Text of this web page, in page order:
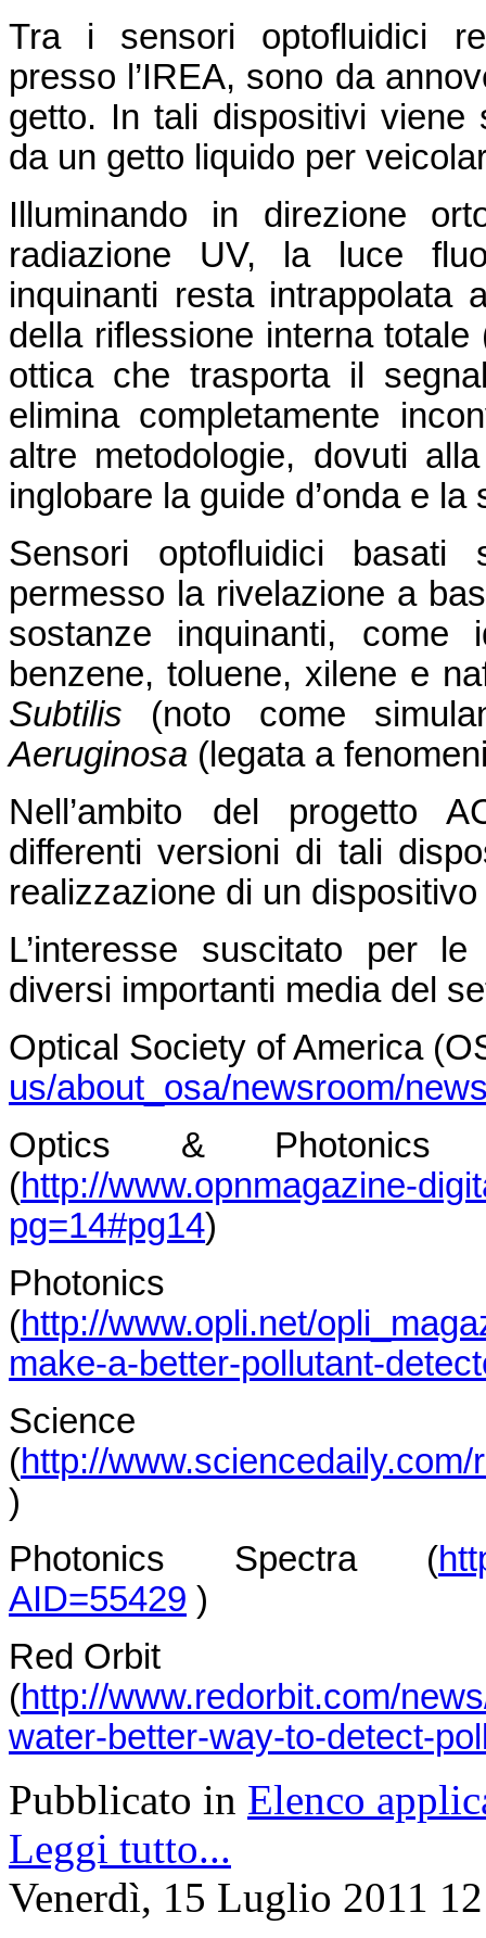
Tra i sensori optofluidici
presso l’IREA, sono da
getto. In tali dispositivi viene
da un getto liquido per
Illuminando in direzione
radiazione UV, la luce
inquinanti resta intrappolata
della riflessione interna
ottica che trasporta il
elimina completamente
altre metodologie, dovuti
inglobare la guide d’onda e
Sensori optofluidici
permesso la rivelazione a
sostanze inquinanti, come
benzene, toluene, xilene e
Subtilis (noto come
Aeruginosa (legata a
Nell’ambito del progetto
differenti versioni di tali
realizzazione di un
L’interesse suscitato per
diversi importanti media del
Optical Society of America
us/about_osa/newsroom/
Optics &
(http://www.opnmagazine-
pg=14#pg14)
Photonics
(http://www.opli.net/
make-a-better-pollutant-
(http://
)
Photonics Spectra (
AID=55429 )
Red Orbit
(http://www.redorbit.com/
water-better-way-to-detect-
Pubblicato in Elenco
Leggi tutto...
Venerdì, 15 Luglio 2011